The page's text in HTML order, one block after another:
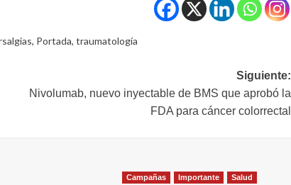
, Portada, traumatología
Siguiente:
Nivolumab, nuevo inyectable de BMS que aprobó la
FDA para cáncer colorrectal
Campañas Importante Salud